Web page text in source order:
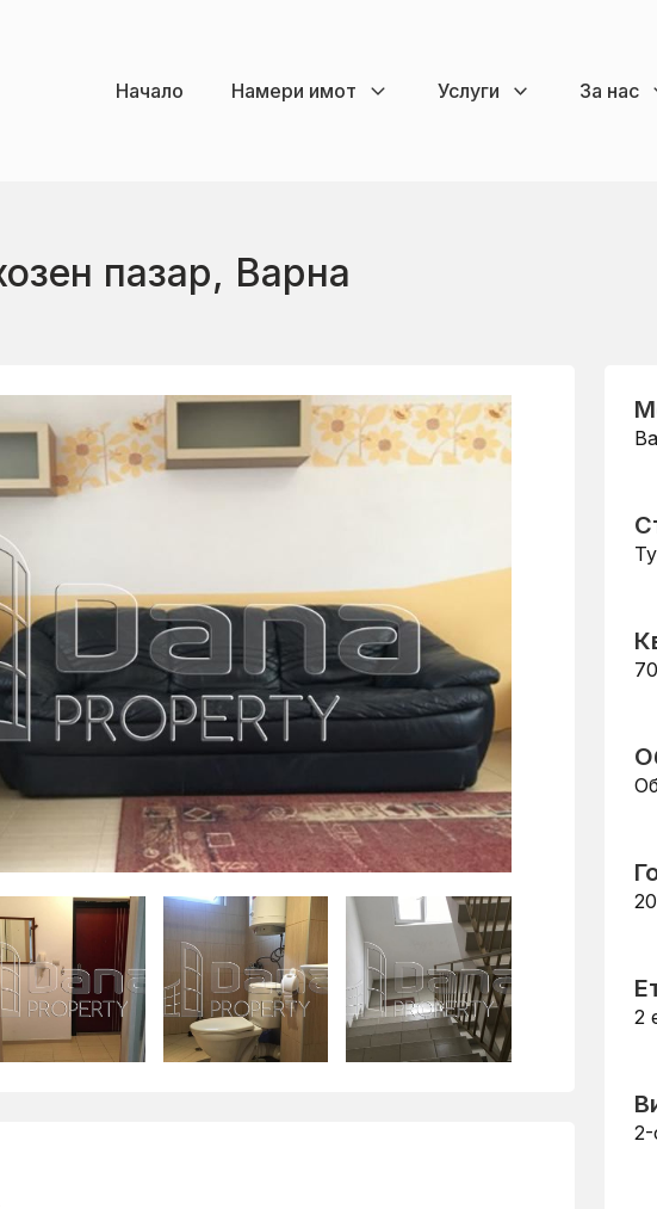
Начало Намери имот Услуги За нас
пазар, Варна
70
2
2-